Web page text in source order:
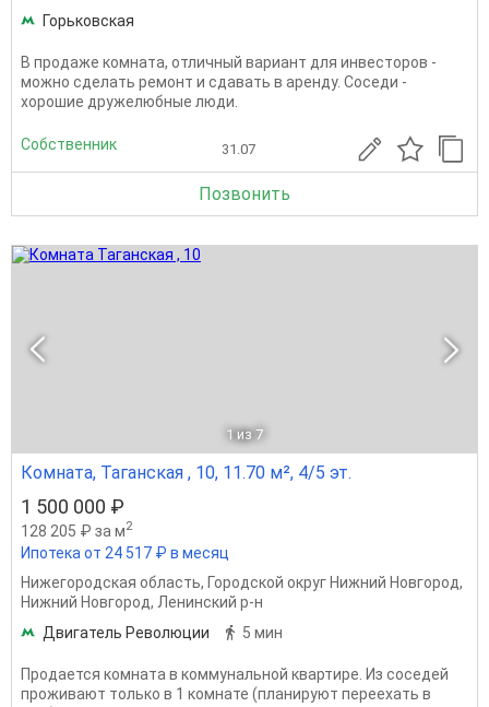
Горьковская
В продаже комната, отличный вариант для инвесторов -
можно сделать ремонт и сдавать в аренду. Соседи -
хорошие дружелюбные люди.
Собственник 31.07
Позвонить
1 из 7
Комната, Таганская , 10, 11.70 м², 4/5 эт.
1 500 000 ₽
128 205 ₽ за м2
Ипотека от 24 517 ₽ в месяц
Нижегородская область, Городской округ Нижний Новгород,
Нижний Новгород, Ленинский р-н
Двигатель Революции
5 мин
Продается комната в коммунальной квартире. Из соседей
проживают только в 1 комнате (планируют переехать в